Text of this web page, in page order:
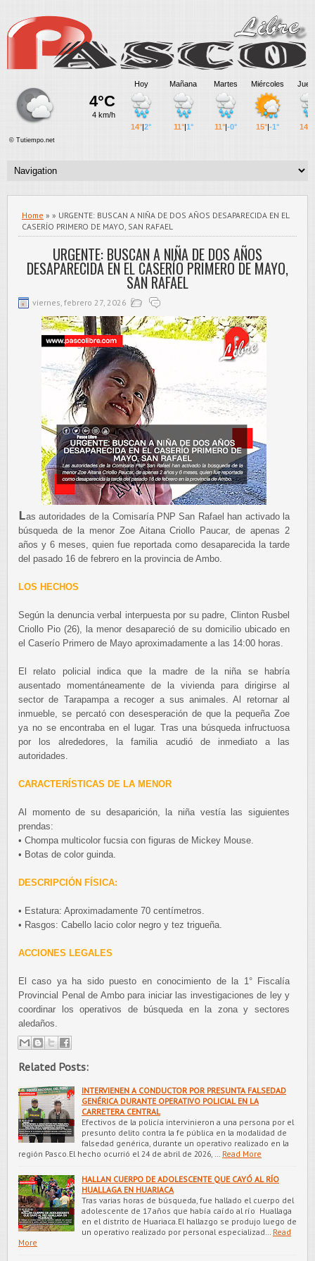
Home » » URGENTE: BUSCAN A NIÑA DE DOS AÑOS DESAPARECIDA EN EL
CASERÍO PRIMERO DE MAYO, SAN RAFAEL
URGENTE: BUSCAN A NIÑA DE DOS AÑOS
DESAPARECIDA EN EL CASERÍO PRIMERO DE MAYO,
SAN RAFAEL
viernes, febrero 27, 2026
Las autoridades de la Comisaría PNP San Rafael han activado la
búsqueda de la menor Zoe Aitana Criollo Paucar, de apenas 2
años y 6 meses, quien fue reportada como desaparecida la tarde
del pasado 16 de febrero en la provincia de Ambo.
LOS HECHOS
Según la denuncia verbal interpuesta por su padre, Clinton Rusbel
Criollo Pio (26), la menor desapareció de su domicilio ubicado en
el Caserío Primero de Mayo aproximadamente a las 14:00 horas.
El relato policial indica que la madre de la niña se habría
ausentado momentáneamente de la vivienda para dirigirse al
sector de Tarapampa a recoger a sus animales. Al retornar al
inmueble, se percató con desesperación de que la pequeña Zoe
ya no se encontraba en el lugar. Tras una búsqueda infructuosa
por los alrededores, la familia acudió de inmediato a las
autoridades.
CARACTERÍSTICAS DE LA MENOR
Al momento de su desaparición, la niña vestía las siguientes
prendas:
• Chompa multicolor fucsia con figuras de Mickey Mouse.
• Botas de color guinda.
DESCRIPCIÓN FÍSICA:
• Estatura: Aproximadamente 70 centímetros.
• Rasgos: Cabello lacio color negro y tez trigueña.
ACCIONES LEGALES
El caso ya ha sido puesto en conocimiento de la 1° Fiscalía
Provincial Penal de Ambo para iniciar las investigaciones de ley y
coordinar los operativos de búsqueda en la zona y sectores
aledaños.
Related Posts:
INTERVIENEN A CONDUCTOR POR PRESUNTA FALSEDAD
GENÉRICA DURANTE OPERATIVO POLICIAL EN LA
CARRETERA CENTRAL
Efectivos de la policía intervinieron a una persona por el
presunto delito contra la fe pública en la modalidad de
falsedad genérica, durante un operativo realizado en la
región Pasco.El hecho ocurrió el 24 de abril de 2026, …
Read More
HALLAN CUERPO DE ADOLESCENTE QUE CAYÓ AL RÍO
HUALLAGA EN HUARIACA
Tras varias horas de búsqueda, fue hallado el cuerpo del
adolescente de 17 años que había caído al río Huallaga
en el distrito de Huariaca.El hallazgo se produjo luego de
un operativo realizado por personal especializad…
Read
More